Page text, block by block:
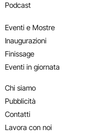
Podcast
Eventi e Mostre
Inaugurazioni
Finissage
Eventi in giornata
Chi siamo
Pubblicità
Contatti
Lavora con noi